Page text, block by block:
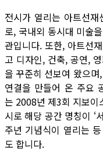
전시가 열리는 아트선
로, 국내외 동시대 미술
관입니다. 또한, 아트선
고 디자인, 건축, 공연,
을 꾸준히 선보여 왔으
연결을 만들어 온 주요
는 2008년 제3회 지보이
시로 해당 공간 명칭이 ‘
주년 기념식이 열리는
도 합니다.